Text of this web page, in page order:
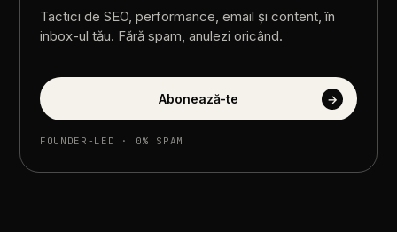
Tactici de SEO, performance, email și content, în
inbox-ul tău. Fără spam, anulezi oricând.
Abonează-te →
FOUNDER-LED · 0% SPAM